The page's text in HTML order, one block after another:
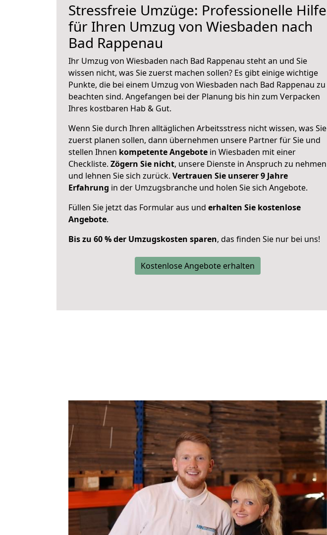
Stressfreie Umzüge: Professionelle Hilfe
für Ihren Umzug von Wiesbaden nach
Bad Rappenau
Ihr Umzug von Wiesbaden nach Bad Rappenau steht an und Sie
wissen nicht, was Sie zuerst machen sollen? Es gibt einige wichtige
Punkte, die bei einem Umzug von Wiesbaden nach Bad Rappenau zu
beachten sind. Angefangen bei der Planung bis hin zum Verpacken
Ihres kostbaren Hab & Gut.
Wenn Sie durch Ihren alltäglichen Arbeitsstress nicht wissen, was Sie
zuerst planen sollen, dann übernehmen unsere Partner für Sie und
stellen Ihnen kompetente Angebote in Wiesbaden mit einer
Checkliste. Zögern Sie nicht, unsere Dienste in Anspruch zu nehmen
und lehnen Sie sich zurück. Vertrauen Sie unserer 9 Jahre
Erfahrung in der Umzugsbranche und holen Sie sich Angebote.
Füllen Sie jetzt das Formular aus und erhalten Sie kostenlose
Angebote.
Bis zu 60 % der Umzugskosten sparen, das finden Sie nur bei uns!
Kostenlose Angebote erhalten